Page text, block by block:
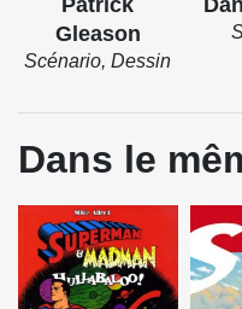
Patrick
Gleason
Scénario, Dessin
Dans le